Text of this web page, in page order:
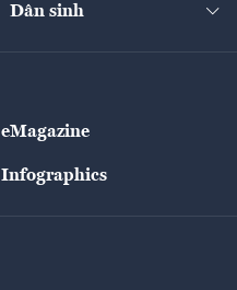
Nông sản
Giải trí
Dân sinh
eMagazine
Infographics